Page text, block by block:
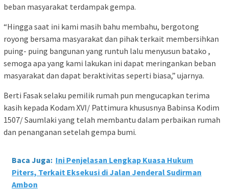
beban masyarakat terdampak gempa.
“Hingga saat ini kami masih bahu membahu, bergotong
royong bersama masyarakat dan pihak terkait membersihkan
puing- puing bangunan yang runtuh lalu menyusun batako ,
semoga apa yang kami lakukan ini dapat meringankan beban
masyarakat dan dapat beraktivitas seperti biasa,” ujarnya.
Berti Fasak selaku pemilik rumah pun mengucapkan terima
kasih kepada Kodam XVI/ Pattimura khususnya Babinsa Kodim
1507/ Saumlaki yang telah membantu dalam perbaikan rumah
dan penanganan setelah gempa bumi.
Baca Juga: Ini Penjelasan Lengkap Kuasa Hukum
Piters, Terkait Eksekusi di Jalan Jenderal Sudirman
Ambon